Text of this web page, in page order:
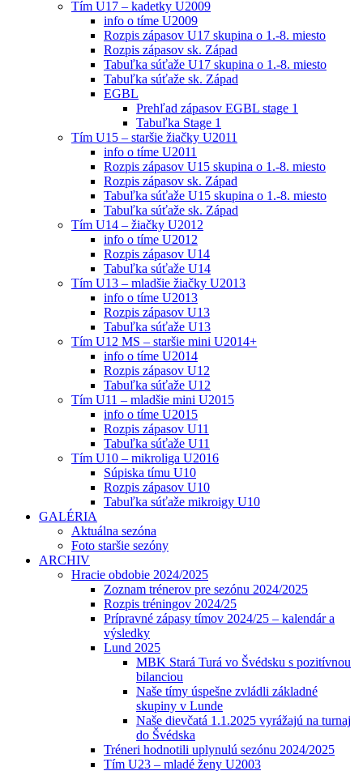
Tím U17 – kadetky U2009
info o tíme U2009
Rozpis zápasov U17 skupina o 1.-8. miesto
Rozpis zápasov sk. Západ
Tabuľka súťaže U17 skupina o 1.-8. miesto
Tabuľka súťaže sk. Západ
EGBL
Prehľad zápasov EGBL stage 1
Tabuľka Stage 1
Tím U15 – staršie žiačky U2011
info o tíme U2011
Rozpis zápasov U15 skupina o 1.-8. miesto
Rozpis zápasov sk. Západ
Tabuľka súťaže U15 skupina o 1.-8. miesto
Tabuľka súťaže sk. Západ
Tím U14 – žiačky U2012
info o tíme U2012
Rozpis zápasov U14
Tabuľka súťaže U14
Tím U13 – mladšie žiačky U2013
info o tíme U2013
Rozpis zápasov U13
Tabuľka súťaže U13
Tím U12 MS – staršie mini U2014+
info o tíme U2014
Rozpis zápasov U12
Tabuľka súťaže U12
Tím U11 – mladšie mini U2015
info o tíme U2015
Rozpis zápasov U11
Tabuľka súťaže U11
Tím U10 – mikroliga U2016
Súpiska tímu U10
Rozpis zápasov U10
Tabuľka súťaže mikroigy U10
GALÉRIA
Aktuálna sezóna
Foto staršie sezóny
ARCHIV
Hracie obdobie 2024/2025
Zoznam trénerov pre sezónu 2024/2025
Rozpis tréningov 2024/25
Prípravné zápasy tímov 2024/25 – kalendár a
výsledky
Lund 2025
MBK Stará Turá vo Švédsku s pozitívnou
bilanciou
Naše tímy úspešne zvládli základné
skupiny v Lunde
Naše dievčatá 1.1.2025 vyrážajú na turnaj
do Švédska
Tréneri hodnotili uplynulú sezónu 2024/2025
Tím U23 – mladé ženy U2003